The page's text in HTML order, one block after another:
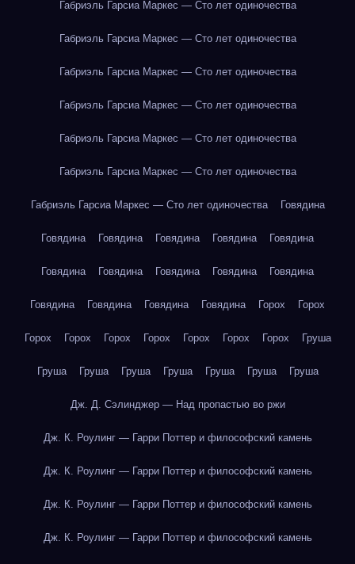
Габриэль Гарсиа Маркес — Сто лет одиночества
Габриэль Гарсиа Маркес — Сто лет одиночества
Габриэль Гарсиа Маркес — Сто лет одиночества
Габриэль Гарсиа Маркес — Сто лет одиночества
Габриэль Гарсиа Маркес — Сто лет одиночества
Габриэль Гарсиа Маркес — Сто лет одиночества
Габриэль Гарсиа Маркес — Сто лет одиночества Говядина
Говядина Говядина Говядина Говядина Говядина
Говядина Говядина Говядина Говядина Говядина
Говядина Говядина Говядина Говядина Горох Горох
Горох Горох Горох Горох Горох Горох Горох Груша
Груша Груша Груша Груша Груша Груша Груша
Дж. Д. Сэлинджер — Над пропастью во ржи
Дж. К. Роулинг — Гарри Поттер и философский камень
Дж. К. Роулинг — Гарри Поттер и философский камень
Дж. К. Роулинг — Гарри Поттер и философский камень
Дж. К. Роулинг — Гарри Поттер и философский камень